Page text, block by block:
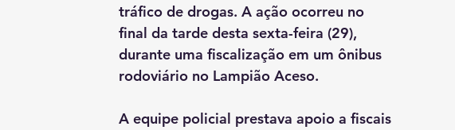
tráfico de drogas. A ação ocorreu no
final da tarde desta sexta-feira (29),
durante uma fiscalização em um ônibus
rodoviário no Lampião Aceso.
A equipe policial prestava apoio a fiscais